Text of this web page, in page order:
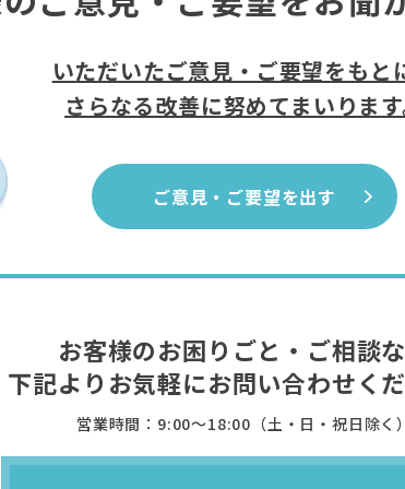
いただいたご意見・ご要望をもと
さらなる改善に努めてまいります
ご意見・ご要望を出す
お客様のお困りごと・ご相談
下記よりお気軽にお問い合わせくだ
営業時間：9:00〜18:00（土・日・祝日除く）